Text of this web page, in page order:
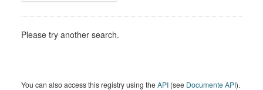
Please try another search.
You can also access this registry using theAPI (see Documente API).